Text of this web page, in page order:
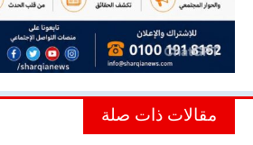
مقالات ذات صلة